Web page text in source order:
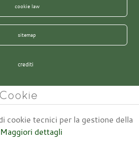
cookie law
sitemap
crediti
cookie tecnici per la gestione della
Maggiori dettagli